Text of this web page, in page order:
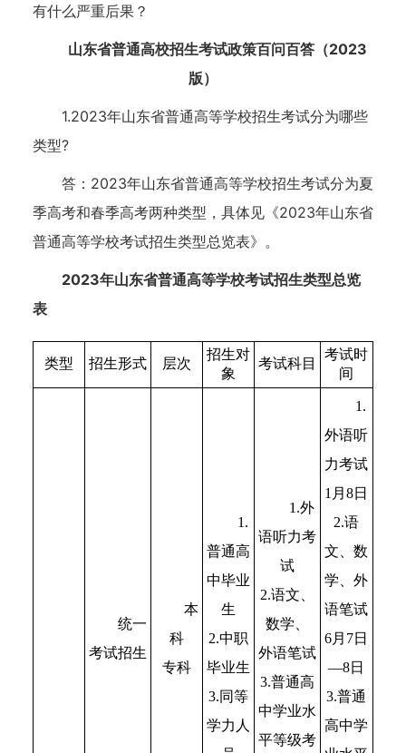
有什么严重后果？
山东省普通高校招生考试政策百问百答（2023
版）
1.2023年山东省普通高等学校招生考试分为哪些
类型?
答：2023年山东省普通高等学校招生考试分为夏
季高考和春季高考两种类型，具体见《2023年山东省
普通高等学校考试招生类型总览表》。
2023年山东省普通高等学校考试招生类型总览
表
类型 招生形式 层次
招生对
象
考试科目
考试时
间
统一
考试招生
本
科
专科
1.
普通高
中毕业
生
2.中职
毕业生
3.同等
学力人
1.外
语听力考
试
2.语文、
数学、
外语笔试
3.普通高
中学业水
平等级考
1.
外语听
力考试
1月8日
2.语
文、数
学、外
语笔试
6月7日
—8日
3.普通
高中学